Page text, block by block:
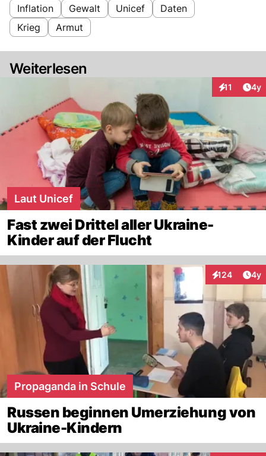
Inflation Gewalt Unicef
Daten
Krieg
Armut
Weiterlesen
11 4y
Laut Unicef
Fast zwei Drittel aller Ukraine-
Kinder auf der Flucht
124
Interaktionen
4y
Propaganda in Schule
Russen beginnen Umerziehung von
Ukraine-Kindern